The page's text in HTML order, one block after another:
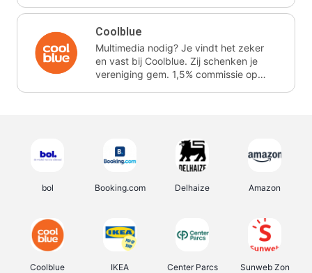
Coolblue
Multimedia nodig? Je vindt het zeker
en vast bij Coolblue. Zij schenken je
vereniging gem. 1,5% commissie op
bol Booking.com Delhaize Amazon
Coolblue IKEA Center Parcs Sunweb Zon